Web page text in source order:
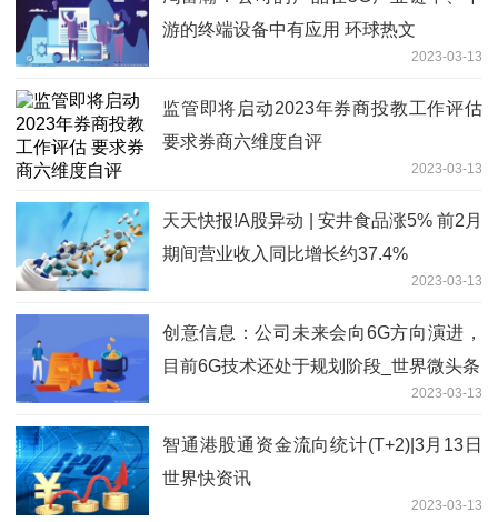
游的终端设备中有应用 环球热文
2023-03-13
监管即将启动2023年券商投教工作评估
要求券商六维度自评
2023-03-13
天天快报!A股异动 | 安井食品涨5% 前2月
期间营业收入同比增长约37.4%
2023-03-13
创意信息：公司未来会向6G方向演进，
目前6G技术还处于规划阶段_世界微头条
2023-03-13
智通港股通资金流向统计(T+2)|3月13日
世界快资讯
2023-03-13